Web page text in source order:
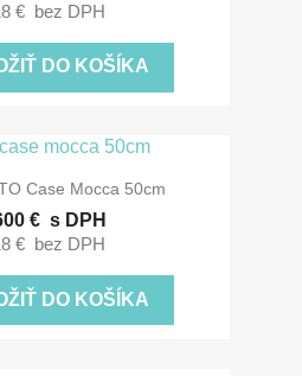
€ bez DPH
DO KOŠÍKA
Case Mocca 50cm
€ s DPH
€ bez DPH
DO KOŠÍKA